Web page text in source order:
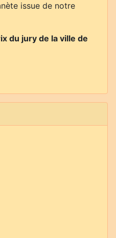
issue de notre
du jury de la ville de